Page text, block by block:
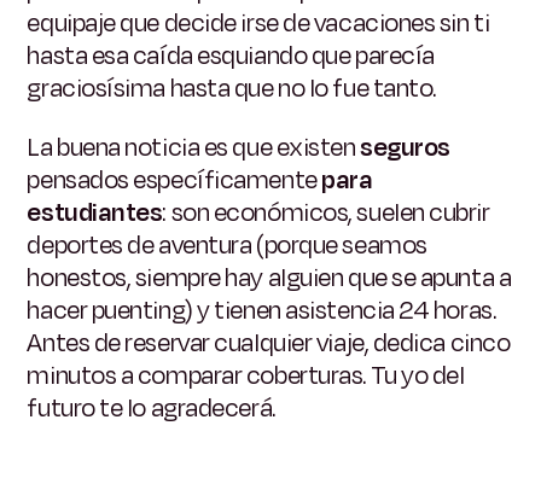
equipaje que decide irse de vacaciones sin ti
hasta esa caída esquiando que parecía
graciosísima hasta que no lo fue tanto.
La buena noticia es que existenseguros
pensados específicamentepara
estudiantes: son económicos, suelen cubrir
deportes de aventura (porque seamos
honestos, siempre hay alguien que se apunta a
hacer puenting) y tienen asistencia 24 horas.
Antes de reservar cualquier viaje, dedica cinco
minutos a comparar coberturas. Tu yo del
futuro te lo agradecerá.